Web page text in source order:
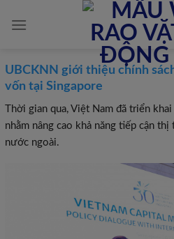
UBCKNN giới thiệu chính
vốn tại Singapore
Thời gian qua, Việt Nam đã triển
nhằm nâng cao khả năng tiếp cận
nước ngoài.